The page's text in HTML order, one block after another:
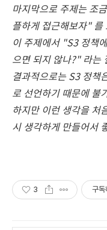
마지막으로 주제는 조
플하게 접근해보자" 를
이 주제에서 "S3 정책
으면 되지 않나?" 라는
결과적으로는 S3 정
로 선언하기 때문에 불
하지만 이런 생각을 처
시 생각하게 만들어서
3 구독